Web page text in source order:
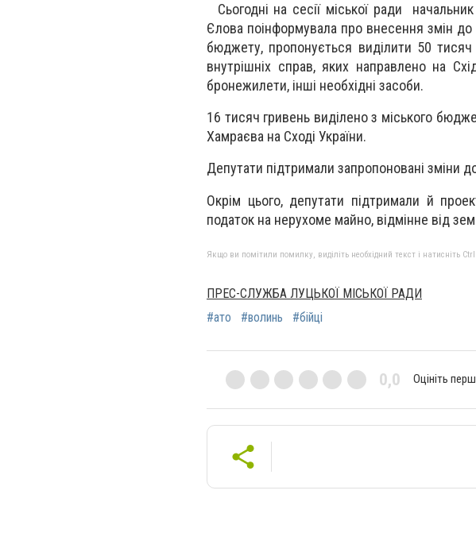
Сьогодні на сесії міської ради
Єлова поінформувала про внесення змін
бюджету, пропонується виділити 50 тисяч
внутрішніх справ, яких направлено на
бронежилети, інші необхідні засоби.
16 тисяч гривень виділено з міського
Хамраєва на Сході України.
Депутати підтримали запропоновані зміни
Окрім цього, депутати підтримали й
податок на нерухоме майно, відмінне від
Якщо ви помітили помилку, виділіть необхідний текст і натисніть
ПРЕС-СЛУЖБА ЛУЦЬКОЇ МІСЬКОЇ РАДИ
#ато
#волинь #бійці
0,0 Оцініть